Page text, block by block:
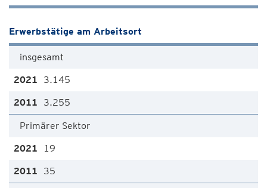
Erwerbstätige am Arbeitsort
insgesamt
3.145
3.255
Primärer Sektor
19
35